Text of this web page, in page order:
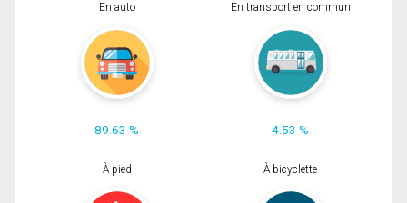
En auto
89.63 %
En transport en commun
4.53 %
À pied À bicyclette